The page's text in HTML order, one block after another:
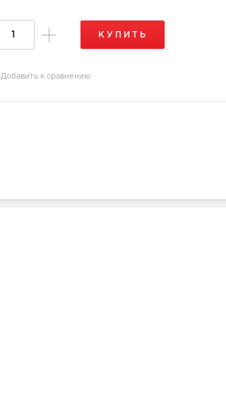
КУПИТЬ
Добавить к сравнению